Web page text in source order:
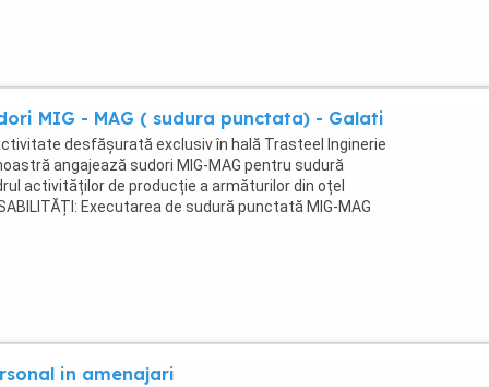
MIG - MAG ( sudura punctata) - Galati
desfășurată exclusiv în hală Trasteel Inginerie
angajează sudori MIG-MAG pentru sudură
activităților de producție a armăturilor din oțel
Executarea de sudură punctată MIG-MAG
...
in amenajari